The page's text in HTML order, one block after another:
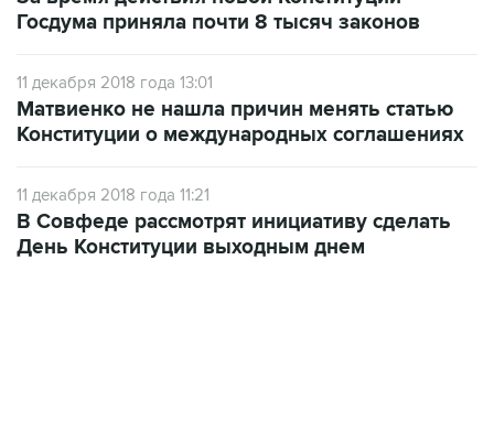
11 декабря 2018 года 13:01
Конституции о международных соглашениях
11 декабря 2018 года 11:21
День Конституции выходным днем